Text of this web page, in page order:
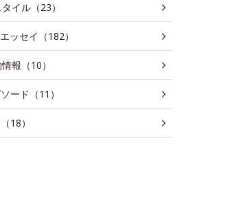
イル（23）
ッセイ（182）
報（10）
ード（11）
18）